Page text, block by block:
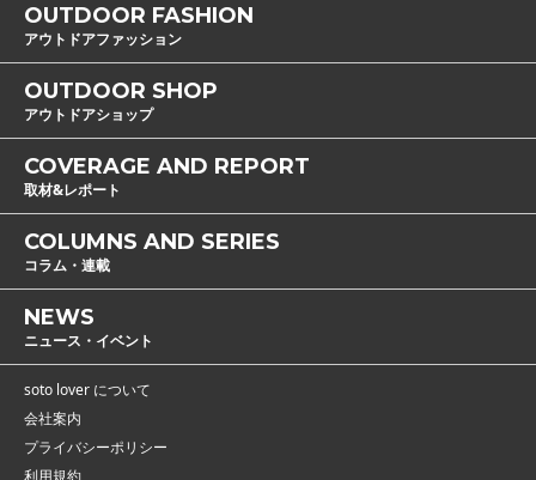
OUTDOOR FASHION
アウトドアファッション
OUTDOOR SHOP
アウトドアショップ
COVERAGE AND REPORT
取材&レポート
COLUMNS AND SERIES
コラム・連載
NEWS
ニュース・イベント
soto lover について
会社案内
プライバシーポリシー
利用規約